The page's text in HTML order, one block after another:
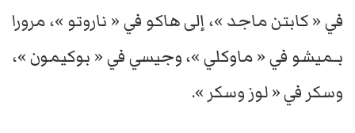
في « كابتن ماجد »، إلى هاكو في « ناروتو »، مرورا
بـميشو في « ماوكلي »، وجيسي في « بوكيمون »،
وسكر في « لوز وسكر ».